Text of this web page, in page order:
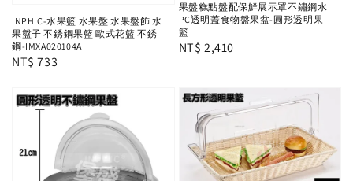
INPHIC-水果籃 水果盤 水果盤飾 水
果盤子 不銹鋼果籃 歐式花籃 不銹
鋼-IMXA020104A
Regular
NT$ 733
果盤糕點盤配保鮮展示罩不鏽鋼水
PC透明蓋食物盤果盆-圓形透明果
籃
Regular
NT$ 2,410